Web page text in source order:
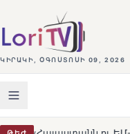
ԿԻՐԱԿԻ, ՕԳՈՍՏՈՍԻ 09, 2026